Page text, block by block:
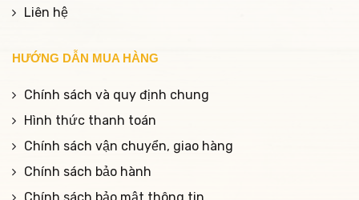
Liên hệ
HƯỚNG DẪN MUA HÀNG
Chính sách và quy định chung
Hình thức thanh toán
Chính sách vận chuyển, giao hàng
Chính sách bảo hành